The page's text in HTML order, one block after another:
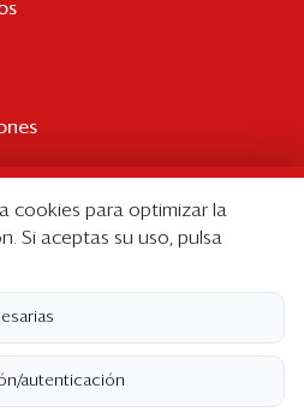
cookies para optimizar la
Si aceptas su uso, pulsa
autenticación